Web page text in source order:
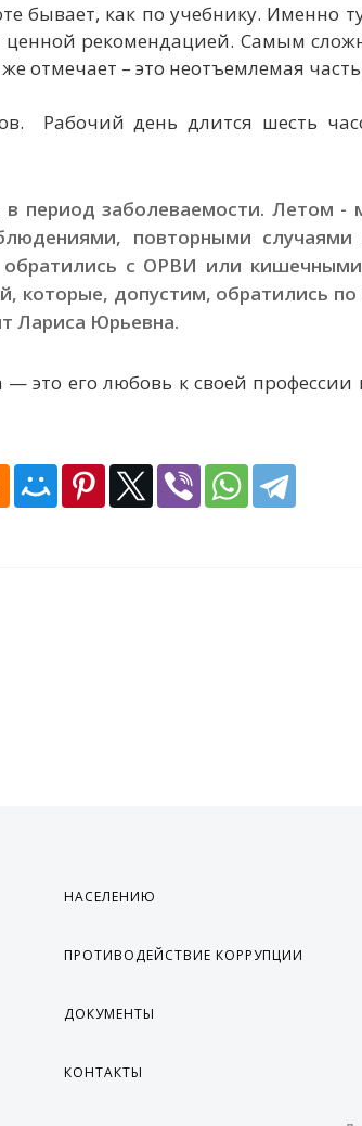
бывает, как по учебнику. Именно
рекомендацией. Самым
отмечает – это неотъемлемая
Рабочий день длится шесть
в период заболеваемости. Летом -
повторными случаями
с ОРВИ или
которые, допустим, обратились
Лариса Юрьевна.
— это его любовь к своей
НАСЕЛЕНИЮ
ПРОТИВОДЕЙСТВИЕ КОРРУПЦИИ
ДОКУМЕНТЫ
КОНТАКТЫ